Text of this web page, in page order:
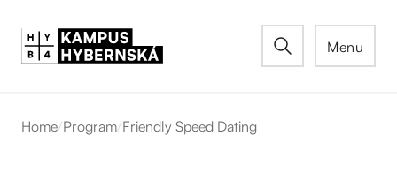
Menu
Home/Program/Friendly Speed Dating